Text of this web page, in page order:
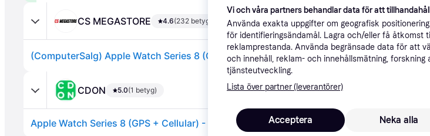
CS MEGASTORE 4.6(232 betyg)
(ComputerSalg) Apple Watch Series 8 (GPS + Cellular) - 41 mm - rostfritt stål i silver - smart klocka med sportband - fluoroelastomer - vit - bandstorlek: standard - 32 GB - Wi-Fi, Bluetooth, LTE, UWB - 4G - 42.3 g Lägst pris ·
CDON 5.0(1 betyg)
Vi och våra partners behandlar data för att
Använda exakta uppgifter om geografisk
för identifieringsändamål. Lagra och/eller få åtkomst
reklamprestanda. Använda begränsade data för att
och innehåll, reklam- och innehållsmätning, forskning
tjänsteutveckling.
Lista över partner (leverantörer)
Neka alla
Acceptera